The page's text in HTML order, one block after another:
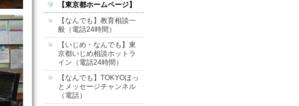
【東京都ホームページ】
【なんでも】教育相談一
般（電話24時間）
【いじめ・なんでも】東
京都いじめ相談ホットラ
イン（電話24時間）
【なんでも】TOKYOほっ
とメッセージチャンネル
（電話）